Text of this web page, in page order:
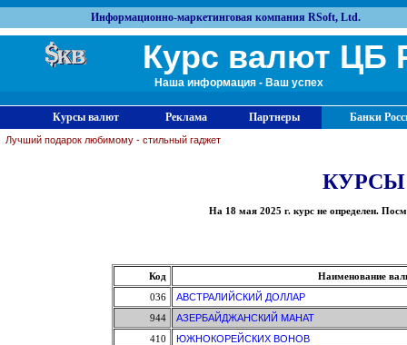
Информационно-маркетинговая компания RSoft, Ltd.
Курс валют ЦБ
Наша информация - Ваш успех
Курсы валют Реклама Партнеры Банки
Лучший подарок любимому - стильный гаджет
На 18 мая 2025 г. курс не определен.
Код
Наименование
036
АВСТРАЛИЙСКИЙ ДОЛЛАР
944
АЗЕРБАЙДЖАНСКИЙ МАНАТ
410
ЮЖНОКОРЕЙСКИХ ВОНОВ